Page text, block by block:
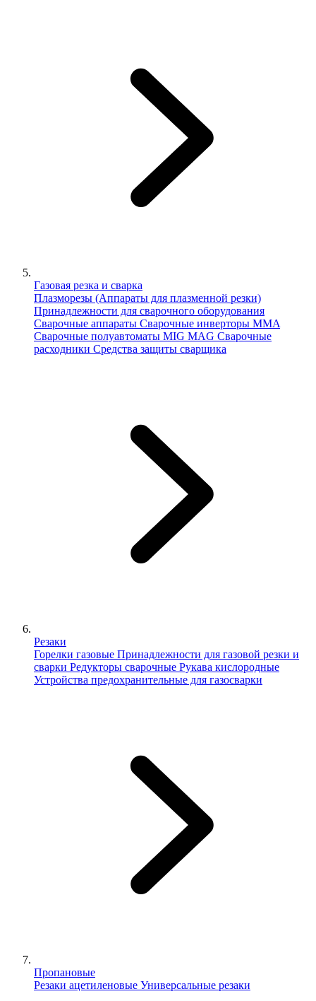
Газовая резка и сварка
Плазморезы (Аппараты для плазменной резки)
Принадлежности для сварочного оборудования
Сварочные аппараты Сварочные инверторы MMA
Сварочные полуавтоматы MIG MAG Сварочные
расходники Средства защиты сварщика
Резаки
Горелки газовые Принадлежности для газовой резки и
сварки Редукторы сварочные Рукава кислородные
Устройства предохранительные для газосварки
Пропановые
Резаки ацетиленовые Универсальные резаки